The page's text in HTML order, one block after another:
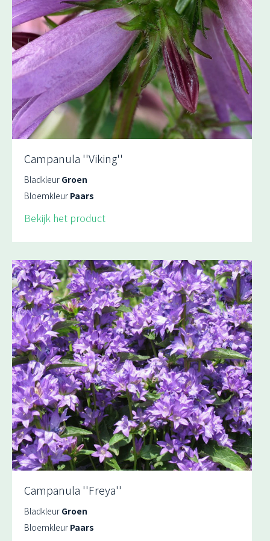
Campanula ''Viking''
Bladkleur Groen
Bloemkleur Paars
Bekijk het product
Campanula ''Freya''
Bladkleur Groen
Bloemkleur Paars